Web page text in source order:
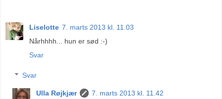
Liselotte 7. marts 2013 kl. 11.03
Nårhhhh... hun er sød :-)
Svar
Svar
Ulla Røjkjær
7. marts 2013 kl. 11.42